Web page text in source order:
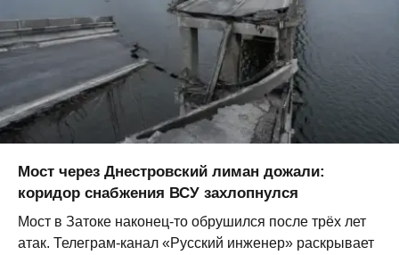
Мост через Днестровский лиман дожали:
коридор снабжения ВСУ захлопнулся
Мост в Затоке наконец-то обрушился после трёх лет
атак. Телеграм-канал «Русский инженер» раскрывает